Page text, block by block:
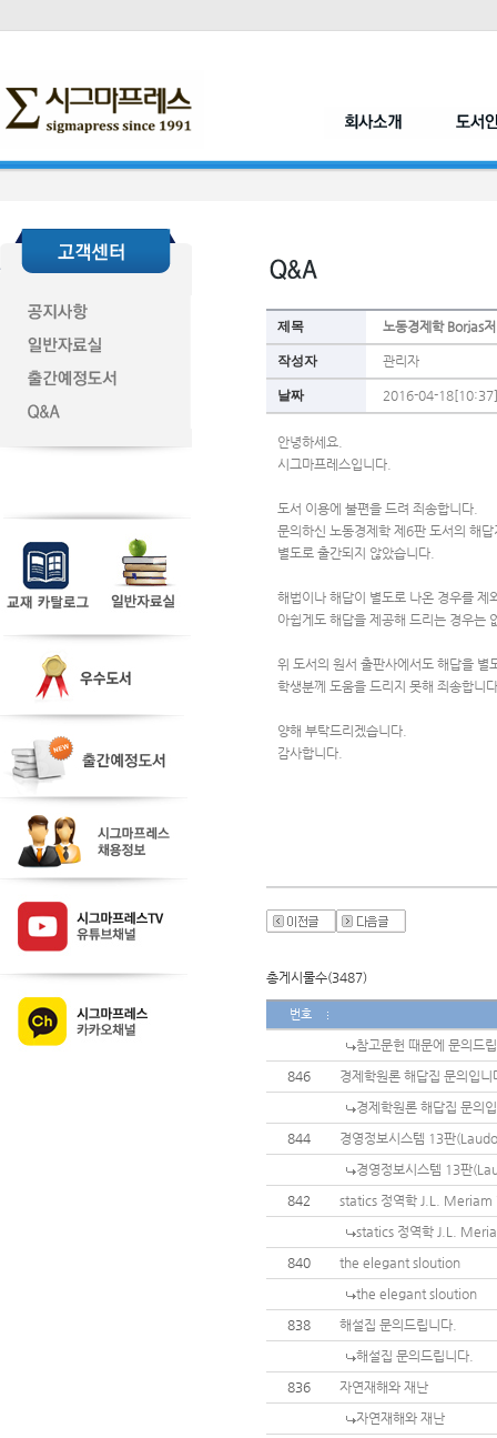
제목 노동경제학 Borjas
작성자 관리자
날짜 2016-04-18[10:37]
안녕하세요.
시그마프레스입니다.
도서 이용에 불편을 드려 죄송합니다.
문의하신 노동경제학 제6판 도서의 해
별도로 출간되지 않았습니다.
해법이나 해답이 별도로 나온 경우를 제
아쉽게도 해답을 제공해 드리는 경우는
위 도서의 원서 출판사에서도 해답을 별
학생분께 도움을 드리지 못해 죄송합니
양해 부탁드리겠습니다.
감사합니다.
총게시물수(3487)
번호
참고문헌 때문에 문의드
846
경제학원론 해답집 문의입니
경제학원론 해답집 문의
844
경영정보시스템 13판
경영정보시스템 13판
842
statics 정역학 J.L. Meriam
statics 정역학 J.L.
840
the elegant sloution
the elegant sloution
838
해설집 문의드립니다.
해설집 문의드립니다.
836
자연재해와 재난
자연재해와 재난